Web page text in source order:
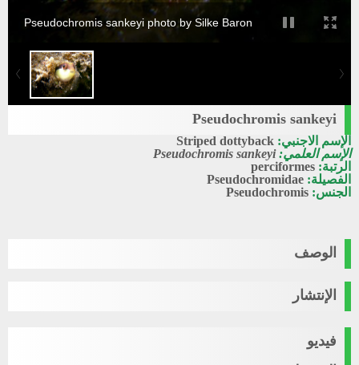
Pseudochromis sankeyi photo by Silke Baron
Pseudochromis sankeyi
الإسم الاجنبي: Striped dottyback
الإسم العلمي:Pseudochromis sankeyi
الرتبة: perciformes
الفصيلة: Pseudochromidae
الجنس: Pseudochromis
الوصف
الإنتشار
فيديو